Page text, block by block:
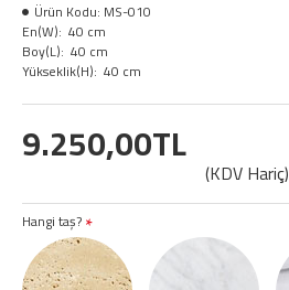
9.250,00TL
(KDV Hariç)
Ürün Kodu: MS-010
En(W): 40 cm
Boy(L): 40 cm
Yükseklik(H): 40 cm
Hangi taş?